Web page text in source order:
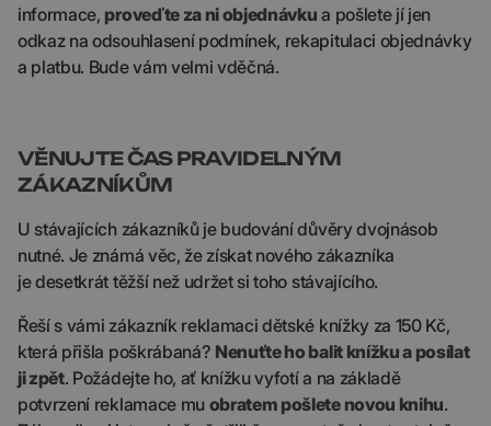
informace, proveďte za ni objednávku a pošlete jí jen
odkaz na odsouhlasení podmínek, rekapitulaci objednávky
a platbu. Bude vám velmi vděčná.
VĚNUJTE ČAS PRAVIDELNÝM
ZÁKAZNÍKŮM
U stávajících zákazníků je budování důvěry dvojnásob
nutné. Je známá věc, že získat nového zákazníka
je desetkrát těžší než udržet si toho stávajícího.
Řeší s vámi zákazník reklamaci dětské knížky za 150 Kč,
která přišla poškrábaná? Nenuťte ho balit knížku a posílat
ji zpět. Požádejte ho, ať knížku vyfotí a na základě
potvrzení reklamace mu obratem pošlete novou knihu.